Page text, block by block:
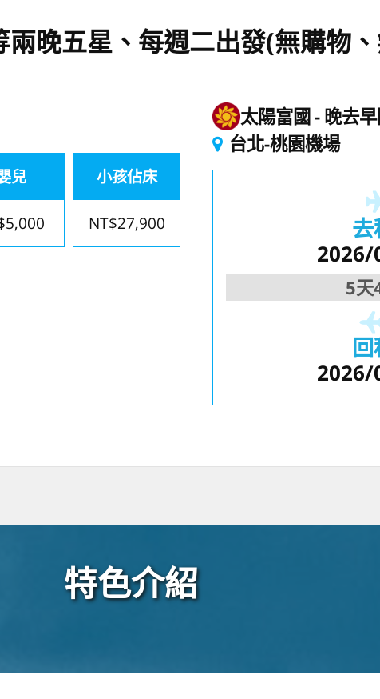
晚五星、每週二出發(無購物
兒 小孩佔床
NT$27,900
太陽富國 晚去
台北-桃園機場
去
5天
2026/
特色介紹